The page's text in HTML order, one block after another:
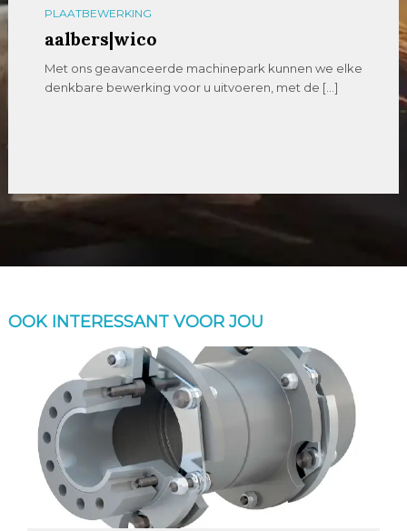
PLAATBEWERKING
aalbers|wico
Met ons geavanceerde machinepark kunnen we elke
denkbare bewerking voor u uitvoeren, met de […]
OOK INTERESSANT VOOR JOU